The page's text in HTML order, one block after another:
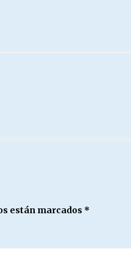
están marcados *